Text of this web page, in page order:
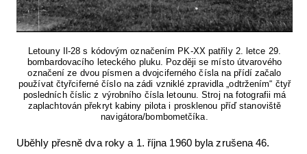
Letouny Il-28 s kódovým označením PK-XX patřily 2. letce 29.
bombardovacího leteckého pluku. Později se místo útvarového
označení ze dvou písmen a dvojciferného čísla na přídí začalo
používat čtyřciferné číslo na zádi vzniklé zpravidla „odtržením“ čtyř
posledních číslic z výrobního čísla letounu. Stroj na fotografii má
zaplachtován překryt kabiny pilota i prosklenou příď stanoviště
navigátora/bombometčíka.
Uběhly přesně dva roky a 1. října 1960 byla zrušena 46.